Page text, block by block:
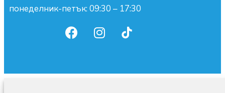
понеделник-петък: 09:30 – 17:30